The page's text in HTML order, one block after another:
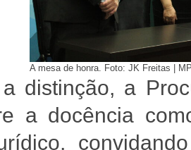
A mesa de honra. Foto: JK Freitas |
distinção, a
a docência